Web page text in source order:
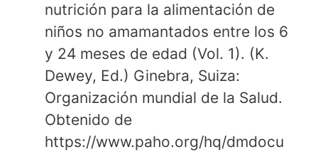
nutrición para la alimentación de
niños no amamantados entre los 6
y 24 meses de edad (Vol. 1). (K.
Dewey, Ed.) Ginebra, Suiza:
Organización mundial de la Salud.
Obtenido de
https://www.paho.org/hq/dmdocu